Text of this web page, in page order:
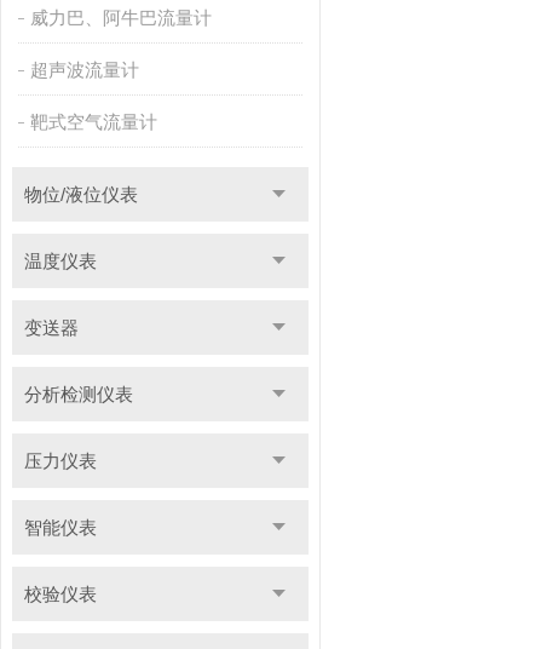
威力巴、阿牛巴流量计
超声波流量计
靶式空气流量计
物位/液位仪表
温度仪表
变送器
分析检测仪表
压力仪表
智能仪表
校验仪表